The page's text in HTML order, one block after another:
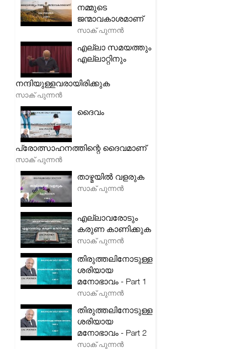
നമ്മുടെ
ജന്മാവകാശമാണ്
സാക് പുന്നൻ
എല്ലാ സമയത്തും
എല്ലാറ്റിനും
നന്ദിയുള്ളവരായിരിക്കുക
സാക് പുന്നൻ
ദൈവം
പ്രോത്സാഹനത്തിന്റെ ദൈവമാണ്
സാക് പുന്നൻ
താഴ്മയിൽ വളരുക
സാക് പുന്നൻ
എല്ലാവരോടും
കരുണ കാണിക്കുക
സാക് പുന്നൻ
തിരുത്തലിനോടുള്ള
ശരിയായ
മനോഭാവം - Part 1
സാക് പുന്നൻ
തിരുത്തലിനോടുള്ള
ശരിയായ
മനോഭാവം - Part 2
സാക് പുന്നൻ